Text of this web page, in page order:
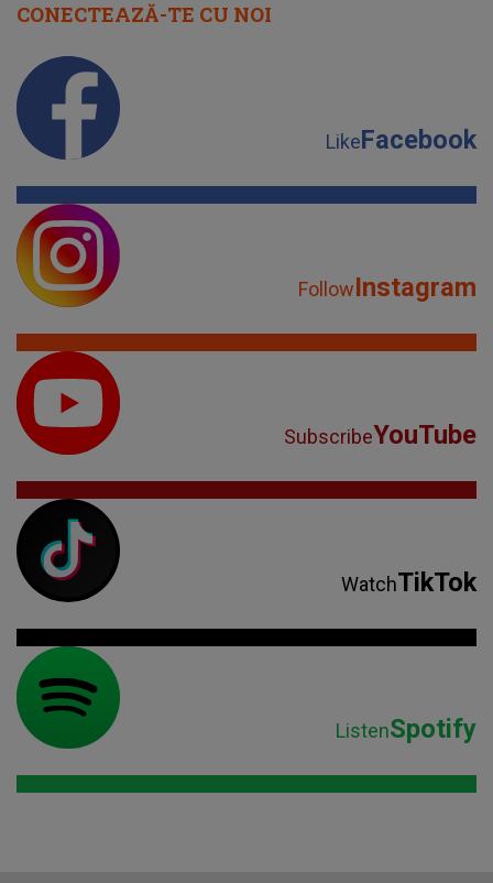
CONECTEAZĂ-TE CU NOI
LikeFacebook
FollowInstagram
SubscribeYouTube
WatchTikTok
ListenSpotify